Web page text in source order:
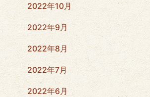
2022年10月
2022年9月
2022年8月
2022年7月
2022年6月